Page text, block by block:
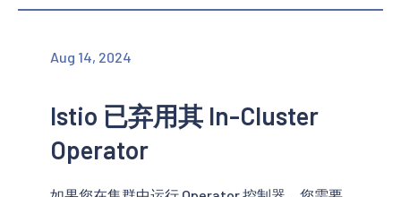
Aug 14, 2024
Istio 已弃用其 In-Cluster
Operator